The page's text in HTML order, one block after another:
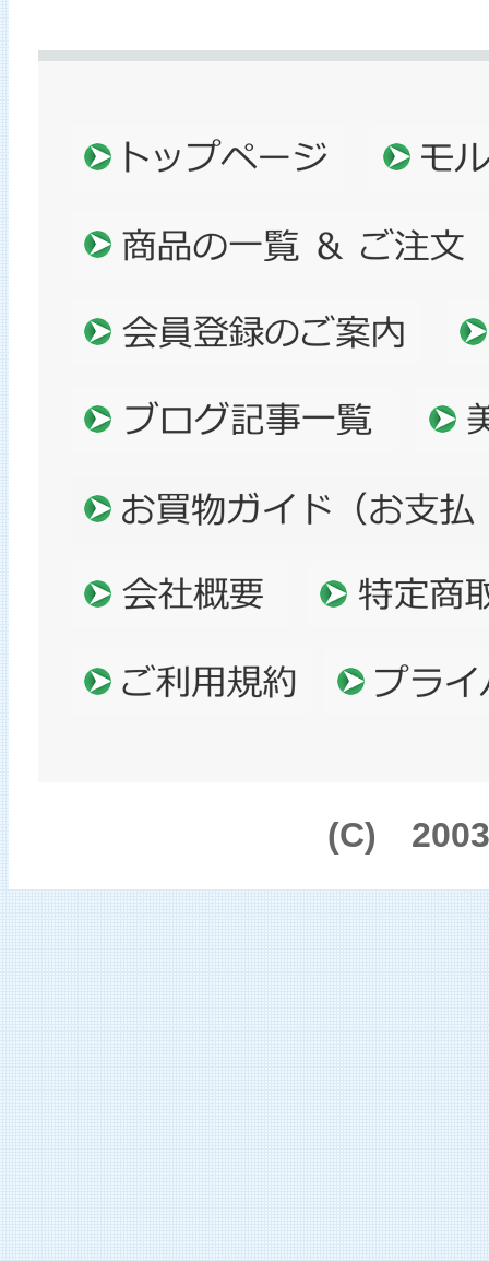
(C)